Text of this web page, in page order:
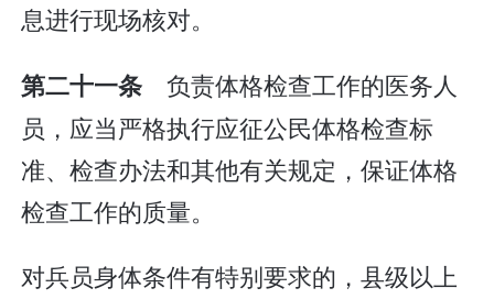
息进行现场核对。
第二十一条 负责体格检查工作的医务人
员，应当严格执行应征公民体格检查标
准、检查办法和其他有关规定，保证体格
检查工作的质量。
对兵员身体条件有特别要求的，县级以上